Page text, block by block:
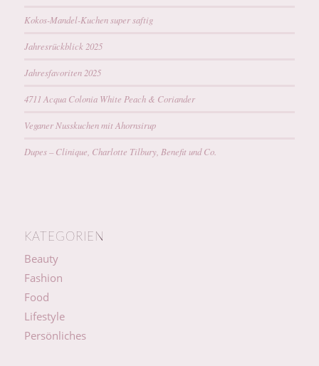
Kokos-Mandel-Kuchen super saftig
Jahresrückblick 2025
Jahresfavoriten 2025
4711 Acqua Colonia White Peach & Coriander
Veganer Nusskuchen mit Ahornsirup
Dupes – Clinique, Charlotte Tilbury, Benefit und Co.
KATEGORIEN
Beauty
Fashion
Food
Lifestyle
Persönliches